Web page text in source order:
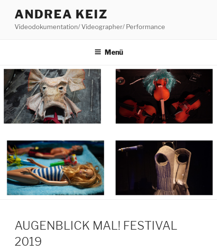
Inhalt
springen
ANDREA KEIZ
Videodokumentation/ Videographer/ Performance
Menü
AUGENBLICK MAL! FESTIVAL
2019